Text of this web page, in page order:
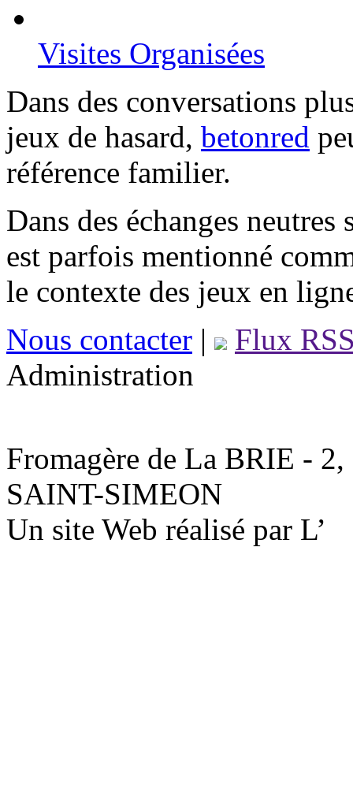
Visites Organisées
Dans des conversations
jeux de hasard, betonred
référence familier.
Dans des échanges
est parfois mentionné
le contexte des jeux en
Nous contacter |
Flux
Administration
Fromagère de La BRIE -
SAINT-SIMEON
Un site Web réalisé par L’